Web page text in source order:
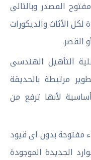
المصدر وبالتالى
الأثاث والديكورات
القصر.
التأهيل الهندسى
مرتبطة بالحديقة
لأنها ترفع من
مفتوحة بدون اى قيود
الجديدة الموجودة